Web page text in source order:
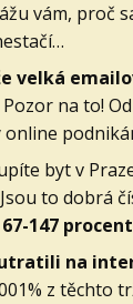
vám, proč
velká
Pozor na to!
online
byt v
to dobrá
147
na
z těchto